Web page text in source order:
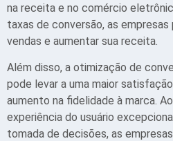
na receita e no comércio
taxas de conversão, as empresas
vendas e aumentar sua receita.
Além disso, a otimização de
pode levar a uma maior
aumento na fidelidade à marca.
experiência do usuário
tomada de decisões, as